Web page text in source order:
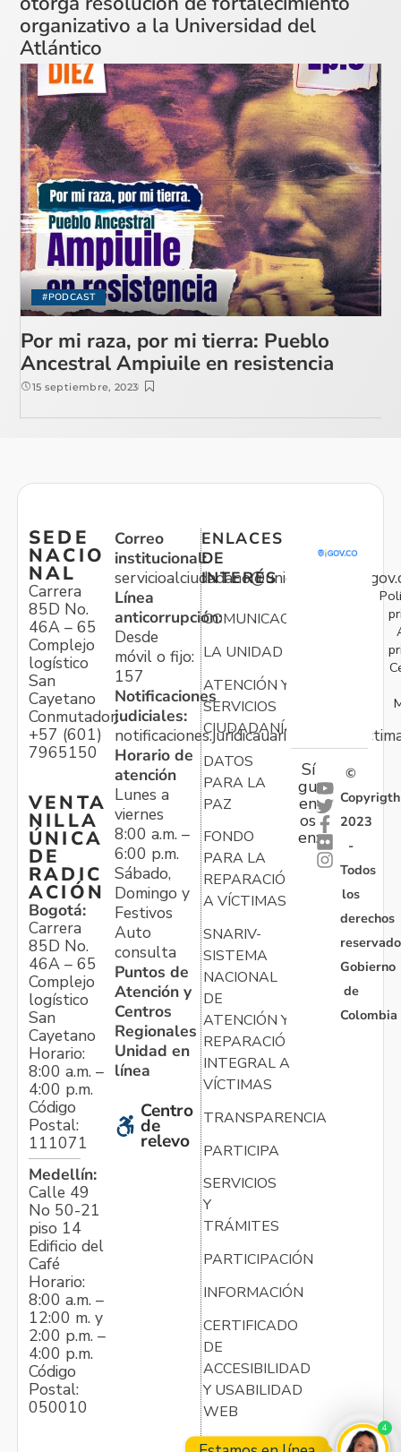
organizativo a la Universidad del
Atlántico
#PODCAST
Por mi raza, por mi tierra: Pueblo
Ancestral Ampiuile en resistencia
15 septiembre, 2023
SEDE
NACIO
NAL
Carrera
85D No.
46A – 65
Complejo
logístico
San
Cayetano
Conmutador:
+57 (601)
7965150
VENTA
NILLA
ÚNICA
DE
RADIC
ACIÓN
Bogotá:
Carrera
85D No.
46A – 65
Complejo
logístico
San
Cayetano
Horario:
8:00 a.m. –
4:00 p.m.
Código
Postal:
111071
Medellín:
Calle 49
No 50-21
piso 14
Edificio del
Café
Horario:
8:00 a.m. –
12:00 m. y
2:00 p.m. –
4:00 p.m.
Código
Postal:
050010
Correo
institucional:
Línea
anticorrupción:
Desde
móvil o fijo:
157
Notificaciones
judiciales:
Horario de
atención
Lunes a
viernes
8:00 a.m. –
6:00 p.m.
Sábado,
Domingo y
Festivos
Auto
consulta
Puntos de
Atención y
Centros
Regionales
Unidad en
línea
Centro
de
relevo
ENLACES
DE
INTERÉS
COMUNICACIONES
LA UNIDAD
ATENCIÓN Y
SERVICIOS
CIUDADANÍA
DATOS
PARA LA
PAZ
FONDO
PARA LA
REPARACIÓN
A VÍCTIMAS
SNARIV-
SISTEMA
NACIONAL
DE
ATENCIÓN Y
REPARACIÓN
INTEGRAL A
VÍCTIMAS
TRANSPARENCIA
PARTICIPA
SERVICIOS
Y
TRÁMITES
PARTICIPACIÓN
INFORMACIÓN
CERTIFICADO
DE
ACCESIBILIDAD
Y USABILIDAD
WEB
Sí
gu
en
os
en:
©
Copyrigth
2023
-
Todos
los
derechos
Gobierno
de
Colombia
4